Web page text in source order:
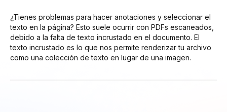
¿Tienes problemas para hacer anotaciones y seleccionar el
texto en la página? Esto suele ocurrir con PDFs escaneados,
debido a la falta de texto incrustado en el documento. El
texto incrustado es lo que nos permite renderizar tu archivo
como una colección de texto en lugar de una imagen.